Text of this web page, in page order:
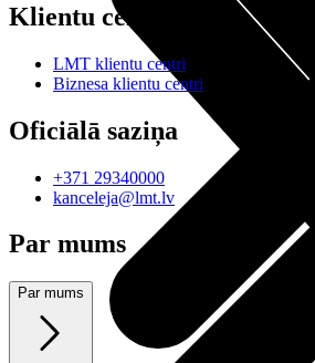
Klientu centri
LMT klientu centri
Biznesa klientu centri
Oficiālā saziņa
+371 29340000
kanceleja@lmt.lv
Par mums
Par mums